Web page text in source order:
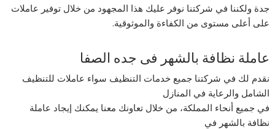
جدة ولكننا في شركتنا نوفر عليك هذا المجهود من خلال توفير عاملات
على أعلى مستوى من الكفاءة والموثوقية.
عاملة نظافة بالشهر فى جده الصفا
نقدم لك في شركتنا جميع خدمات التنظيف سواء عاملات للتنظيف
الشامل والرعاية في المنازل
في جميع أنحاء المملكة، من خلال تعاونك معنا يمكنك إيجاد عاملة
نظافة بالشهر في